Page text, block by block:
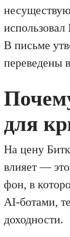
В письме
переведены
для
На цену
влияет —
фон, в
AI-ботами,
доходности.